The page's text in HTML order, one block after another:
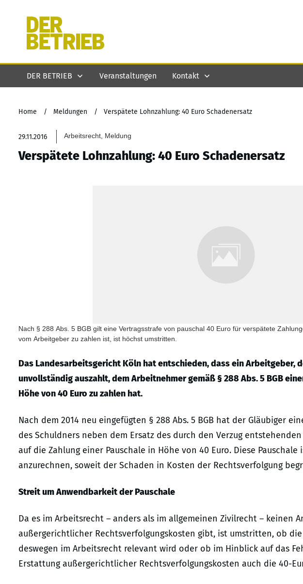
DER BETRIEB Veranstaltungen Kontakt
Home / Meldungen / Verspätete Lohnzahlung: 40 Euro Schadenersatz
29.11.2016 Arbeitsrecht, Meldung
Verspätete Lohnzahlung: 40 Euro Schadenersatz
Nach § 288 Abs. 5 BGB gilt eine Vertragsstrafe von pauschal 40 Euro für verspätete
vom Arbeitgeber zu zahlen ist, ist höchst umstritten.
Das Landesarbeitsgericht Köln hat entschieden, dass ein Arbeitgeber,
unvollständig auszahlt, dem Arbeitnehmer gemäß § 288 Abs. 5 BGB
Höhe von 40 Euro zu zahlen hat.
Nach dem 2014 neu eingefügten § 288 Abs. 5 BGB hat der Gläubiger
des Schuldners neben dem Ersatz des durch den Verzug
auf die Zahlung einer Pauschale in Höhe von 40 Euro. Diese
anzurechnen, soweit der Schaden in Kosten der Rechtsverfolgung
Streit um Anwendbarkeit der Pauschale
Da es im Arbeitsrecht – anders als im allgemeinen Zivilrecht – keinen
außergerichtlicher Rechtsverfolgungskosten gibt, ist umstritten, ob die
deswegen im Arbeitsrecht relevant wird oder ob im Hinblick auf das
Erstattung außergerichtlicher Rechtsverfolgungskosten auch die 40-